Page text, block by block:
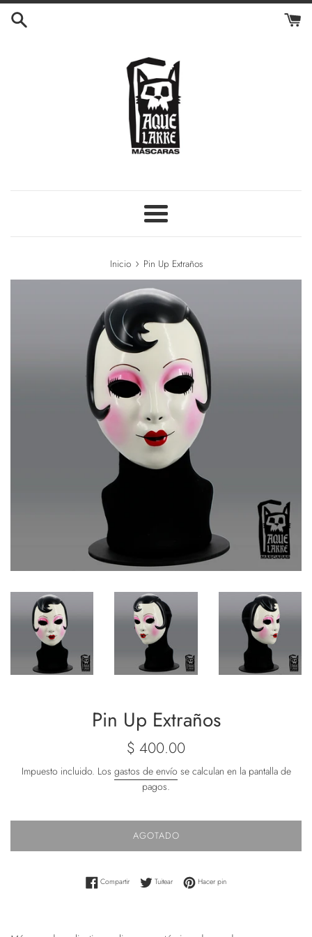
Ir
directamente
Más
Inicio › Pin Up Extraños
Pin Up Extraños
Precio
$ 400.00
Impuesto incluido. Los gastos de envío se calculan en la pantalla de
pagos.
AGOTADO
CompartirCompartir en Facebook
TuitearTuitear en Twitter
Hacer pinPinear en Pinterest